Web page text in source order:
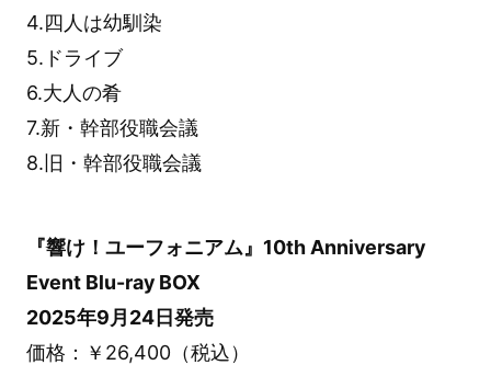
4.四人は幼馴染
5.ドライブ
6.大人の肴
7.新・幹部役職会議
8.旧・幹部役職会議
『響け！ユーフォニアム』10th Anniversary
Event Blu-ray BOX
2025年9月24日発売
価格：￥26,400（税込）